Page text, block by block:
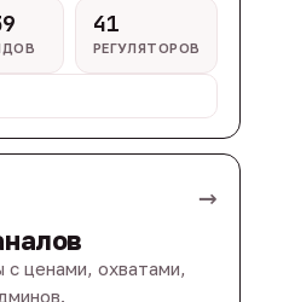
41
РЕГУЛЯТОРОВ
→
ценами, охватами,